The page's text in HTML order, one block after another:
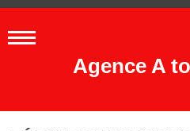
Agence A